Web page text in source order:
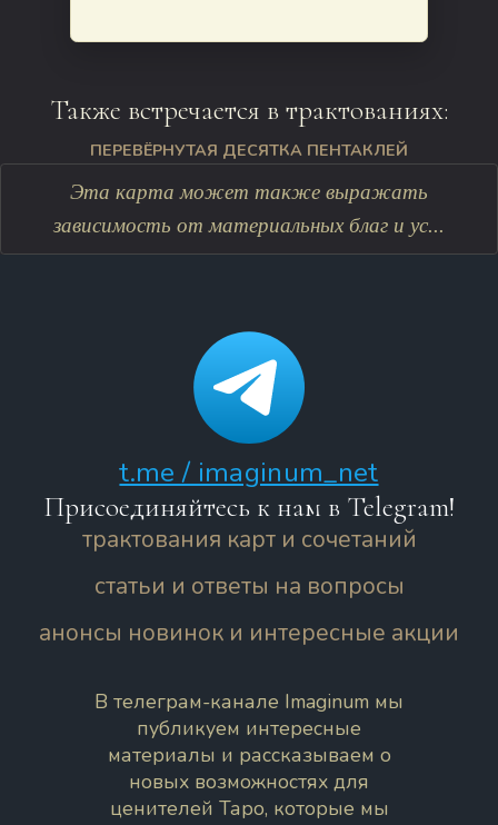
Также встречается в трактованиях:
ПЕРЕВЁРНУТАЯ ДЕСЯТКА ПЕНТАКЛЕЙ
Эта карта может также выражать
зависимость от материальных благ и ус...
t.me / imaginum_net
Присоединяйтесь к нам в Telegram!
трактования карт и сочетаний
статьи и ответы на вопросы
анонсы новинок и интересные акции
В телеграм-канале Imaginum мы
публикуем интересные
материалы и рассказываем о
новых возможностях для
ценителей Таро, которые мы